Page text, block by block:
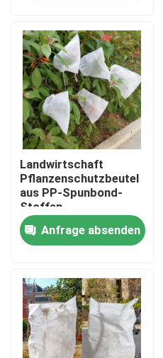
mehr als 20 mm
Landwirtschaft
Pflanzenschutzbeutel
aus PP-Spunbond-
Stoffen
Anfrage absenden